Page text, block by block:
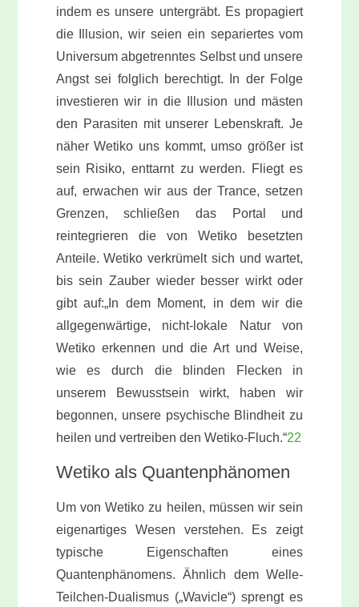
indem es unsere untergräbt. Es propagiert
die Illusion, wir seien ein separiertes vom
Universum abgetrenntes Selbst und unsere
Angst sei folglich berechtigt. In der Folge
investieren wir in die Illusion und mästen
den Parasiten mit unserer Lebenskraft. Je
näher Wetiko uns kommt, umso größer ist
sein Risiko, enttarnt zu werden. Fliegt es
auf, erwachen wir aus der Trance, setzen
Grenzen, schließen das Portal und
reintegrieren die von Wetiko besetzten
Anteile. Wetiko verkrümelt sich und wartet,
bis sein Zauber wieder besser wirkt oder
gibt auf:„In dem Moment, in dem wir die
allgegenwärtige, nicht-lokale Natur von
Wetiko erkennen und die Art und Weise,
wie es durch die blinden Flecken in
unserem Bewusstsein wirkt, haben wir
begonnen, unsere psychische Blindheit zu
heilen und vertreiben den Wetiko-Fluch.“22
Wetiko als Quantenphänomen
Um von Wetiko zu heilen, müssen wir sein
eigenartiges Wesen verstehen. Es zeigt
typische Eigenschaften eines
Quantenphänomens. Ähnlich dem Welle-
Teilchen-Dualismus („Wavicle“) sprengt es